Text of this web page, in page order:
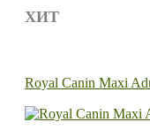
ХИТ
Royal Canin Maxi